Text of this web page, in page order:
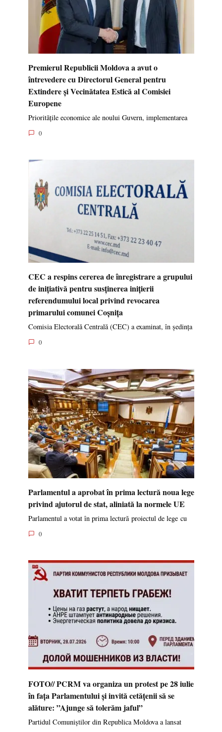
Premierul Republicii Moldova a avut o
întrevedere cu Directorul General pentru
Extindere și Vecinătatea Estică al Comisiei
Europene
Prioritățile economice ale noului Guvern, implementarea
0
CEC a respins cererea de înregistrare a grupului
de inițiativă pentru susținerea inițierii
referendumului local privind revocarea
primarului comunei Coșnița
Comisia Electorală Centrală (CEC) a examinat, în ședința
0
Parlamentul a aprobat în prima lectură noua lege
privind ajutorul de stat, aliniată la normele UE
Parlamentul a votat în prima lectură proiectul de lege cu
0
FOTO// PCRM va organiza un protest pe 28 iulie
în fața Parlamentului și invită cetățenii să se
alăture: ”Ajunge să tolerăm jaful”
Partidul Comuniștilor din Republica Moldova a lansat